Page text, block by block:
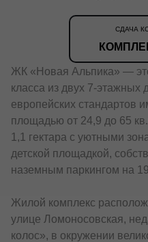
СДАЧА
ЖК «Новая Альпика» —
класса из двух 7-этажных
европейских стандартов
площадью от 24,9 до 65
1,1 гектара с уютными
детской площадкой,
наземным паркингом на
Жилой комплекс
улице Ломоносовская,
колос», в окружении